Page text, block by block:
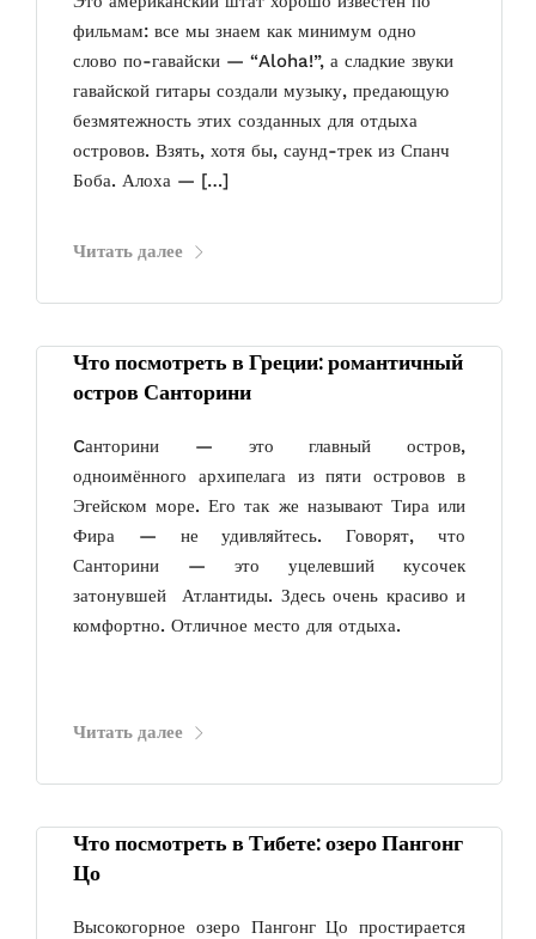
фильмам: все мы знаем как минимум одно
слово по-гавайски — “Aloha!”, а сладкие звуки
гавайской гитары создали музыку, предающую
безмятежность этих созданных для отдыха
островов. Взять, хотя бы, саунд-трек из Спанч
Боба. Алоха — […]
Читать далее
Что посмотреть в Греции: романтичный
остров Санторини
Cанторини — это главный остров,
одноимённого архипелага из пяти островов в
Эгейском море. Его так же называют Тира или
Фира — не удивляйтесь. Говорят, что
Санторини — это уцелевший кусочек
затонувшей Атлантиды. Здесь очень красиво и
комфортно. Отличное место для отдыха.
Читать далее
Что посмотреть в Тибете: озеро Пангонг
Цо
Высокогорное озеро Пангонг Цо простирается